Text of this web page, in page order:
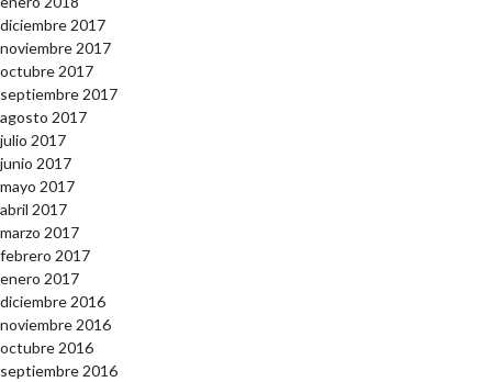
diciembre 2017
noviembre 2017
octubre 2017
septiembre 2017
agosto 2017
julio 2017
junio 2017
mayo 2017
abril 2017
marzo 2017
febrero 2017
enero 2017
diciembre 2016
noviembre 2016
octubre 2016
septiembre 2016